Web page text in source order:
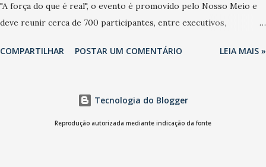
"A força do que é real", o evento é promovido pelo Nosso Meio e
deve reunir cerca de 700 participantes, entre executivos,
Desde 2022, o NM2B consolidou-se como um dos principais
Banco do Nordeste, LinkedIn, VISA, Grupo 3corações, TikTok e M.
Dias Branco. A nova edição chega em um momento em que
COMPARTILHAR POSTAR UM COMENTÁRIO LEIA MAIS »
Tecnologia do Blogger
Reprodução autorizada mediante indicação da fonte